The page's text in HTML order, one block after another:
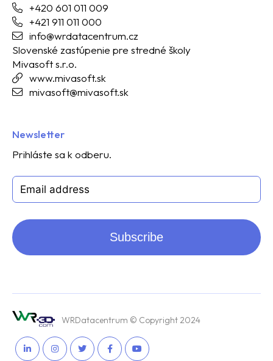
+420 601 011 009
+421 911 011 000
info@wrdatacentrum.cz
Slovenské zastúpenie pre stredné školy
Mivasoft s.r.o.
www.mivasoft.sk
mivasoft@mivasoft.sk
Newsletter
Prihláste sa k odberu.
Subscribe
WRDatacentrum © Copyright 2024